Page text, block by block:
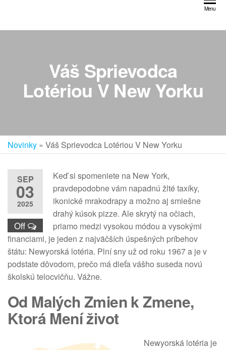
obsah
Menu
Váš Sprievodca
Lotériou V New Yorku
Novinky » Váš Sprievodca Lotériou V New Yorku
SEP
03
2025
Off
Keď si spomeniete na New York,
pravdepodobne vám napadnú žlté taxíky,
ikonické mrakodrapy a možno aj smiešne
drahý kúsok pizze. Ale skrytý na očiach,
priamo medzi vysokou módou a vysokými
financiami, je jeden z najväčších úspešných príbehov
štátu: Newyorská lotéria. Plní sny už od roku 1967 a je v
podstate dôvodom, prečo má dieťa vášho suseda novú
školskú telocvičňu. Vážne.
Od Malých Zmien k Zmene,
Ktorá Mení život
Newyorská lotéria je